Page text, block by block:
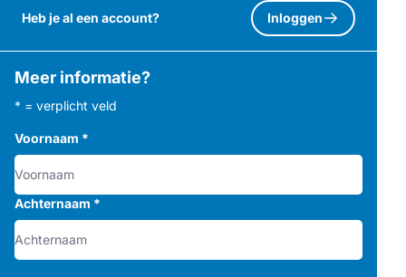
Heb je al een account? Inloggen
Meer informatie?
* = verplicht veld
Voornaam *
Achternaam *